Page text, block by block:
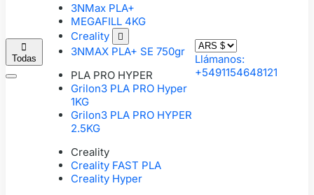

Todas
3NMax PLA+
MEGAFILL 4KG
Creality

3NMAX PLA+ SE 750gr
PLA PRO HYPER
Grilon3 PLA PRO Hyper
1KG
Grilon3 PLA PRO HYPER
2.5KG
Creality
Creality FAST PLA
Creality Hyper
Llámanos:
+5491154648121